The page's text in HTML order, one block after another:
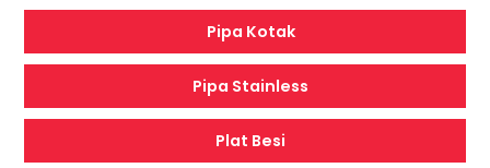
Pipa Kotak
Pipa Stainless
Plat Besi